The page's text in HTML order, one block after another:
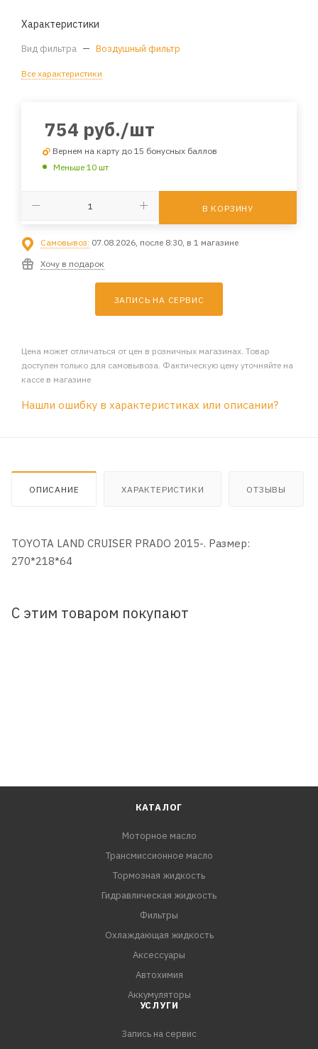
Характеристики
Вид фильтра — Воздушный фильтр
Все характеристики
754 руб./шт
Вернем на карту до 15 бонусных баллов
Меньше 10 шт
В КОРЗИНУ
Самовывоз: 07.08.2026, после 8:30, в 1 магазине
Хочу в подарок
ЗАПИСЬ НА СЕРВИС
Цена может отличаться от цен в розничных магазинах. Товар
доступен только для самовывоза. Фактическую цену уточняйте на
кассе в магазине
Нашли ошибку в характеристиках или описании?
ОПИСАНИЕ ХАРАКТЕРИСТИКИ ОТЗЫВЫ
TOYOTA LAND CRUISER PRADO 2015-. Размер:
270*218*64
С этим товаром покупают
КАТАЛОГ
Моторное масло
Трансмиссионное масло
Тормозная жидкость
Гидравлическая жидкость
Фильтры
Охлаждающая жидкость
Аксессуары
Автохимия
Аккумуляторы
УСЛУГИ
Запись на сервис